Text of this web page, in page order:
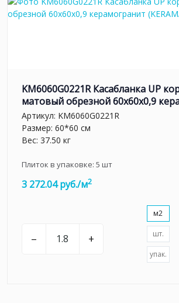
KM6060G0221R Касабланка UP
матовый обрезной 60x60x0,9
Артикул: KM6060G0221R
Размер: 60*60 см
Вес: 37.50 кг
Плиток в упаковке: 5 шт
3 272.04 руб./м2
– +
м2
шт.
упак.